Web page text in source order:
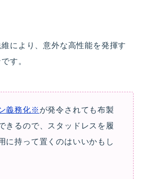
により、意外な高性能を発揮す
す。
義務化※ が発令されても布製
きるので、スタッドレスを履
に持って置くのはいいかもし